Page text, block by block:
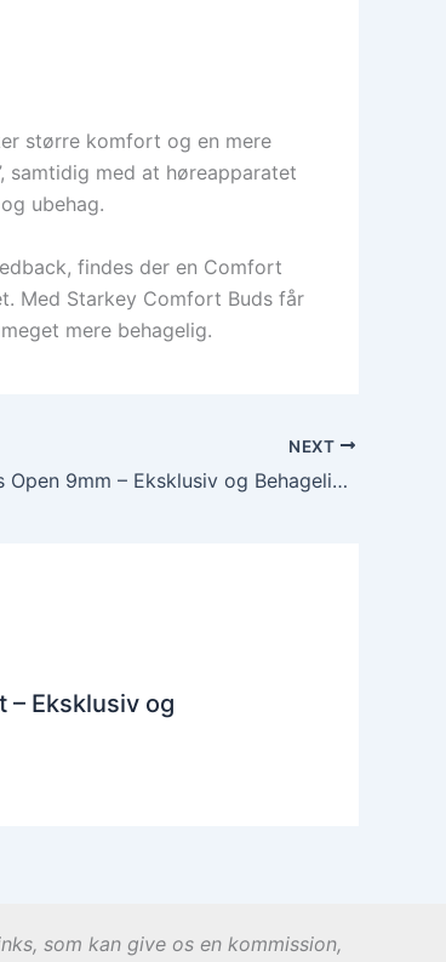
større komfort og en mere
samtidig med at høreapparatet
ubehag.
findes der en Comfort
Med Starkey Comfort Buds får
mere behagelig.
NEXT
Starkey Comfort Buds Open 9mm – Eksklusiv og Behagelig Pasform
– Eksklusiv og
som kan give os en kommission,